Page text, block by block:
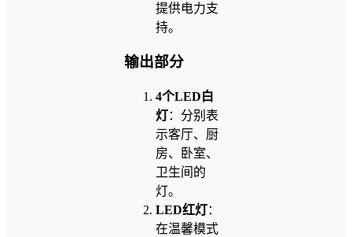
提供电力支
持。
输出部分
4个LED白
灯：分别表
示客厅、厨
房、卧室、
卫生间的
灯。
LED红灯：
在温馨模式